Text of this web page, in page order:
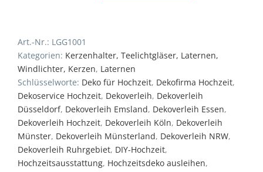
Art.-Nr.: LGG1001
Kategorien: Kerzenhalter, Teelichtgläser, Laternen,
Windlichter, Kerzen, Laternen
Schlüsselworte: Deko für Hochzeit, Dekofirma Hochzeit,
Dekoservice Hochzeit, Dekoverleih, Dekoverleih
Düsseldorf, Dekoverleih Emsland, Dekoverleih Essen,
Dekoverleih Hochzeit, Dekoverleih Köln, Dekoverleih
Münster, Dekoverleih Münsterland, Dekoverleih NRW,
Dekoverleih Ruhrgebiet, DIY-Hochzeit,
Hochzeitsausstattung, Hochzeitsdeko ausleihen,